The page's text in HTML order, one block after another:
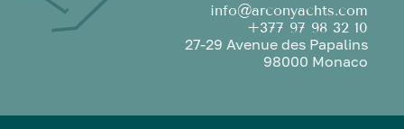
info@arconyachts.com
+377 97 98 32 10
27-29 Avenue des Papalins
98000 Monaco